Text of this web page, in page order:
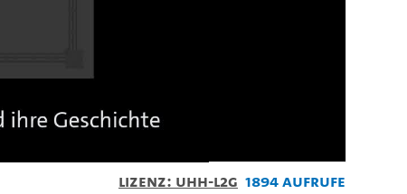
Lizenz: UHH-L2G 1894 Aufrufe